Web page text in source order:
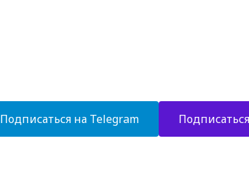
Подписаться на Telegram